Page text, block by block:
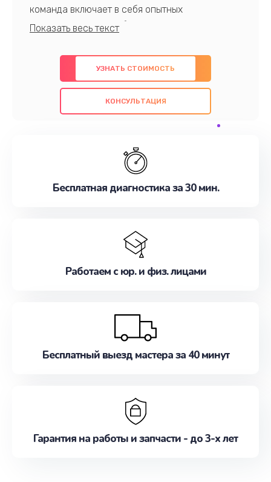
команда включает в себя опытных
профессионалов с обширными знаниями и
предлагаем быстрый и качественный ремонт с
использованием оригинальных компонентов, а
также гарантируем качество всех
проведенных работ. Наша цель - предоставить
наилучшим образом. Не медлите записаться на
УЗНАТЬ СТОИМОСТЬ
КОНСУЛЬТАЦИЯ
Бесплатная диагностика за 30 мин.
Работаем с юр. и физ. лицами
Бесплатный выезд мастера за 40 минут
Гарантия на работы и запчасти - до 3-х лет